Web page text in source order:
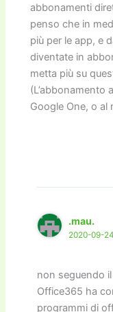
abbonamenti
penso che in
più per le app, e
diventate in
metta più su
(L’abbonamento
Google One, o al
.mau.
2020-09-
non seguendo
Office365 ha
programmi di